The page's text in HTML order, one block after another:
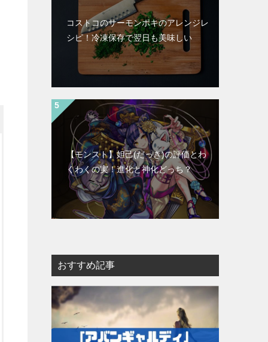
コストコのサーモンポキのアレンジレ
シピ！冷凍保存で翌日も美味しい
【モンスト】妲己(だっき)の評価とわ
くわくの実！進化と神化どっち？
おすすめ記事